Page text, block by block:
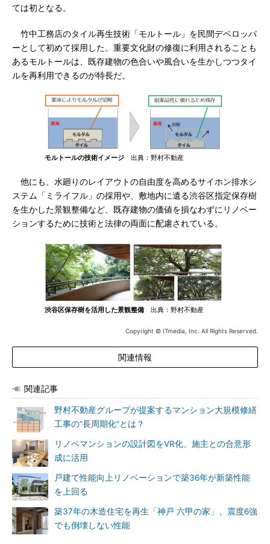
ては初となる。
竹中工務店のタイル再生技術「モルトール」を民間デベロッパ
ーとして初めて採用した。重要文化財の修復に利用されることも
あるモルトールは、既存建物の色合いや風合いを生かしつつタイ
ルを再利用できるのが特長だ。
モルトールの技術イメージ 出典：野村不動産
他にも、水廻りのレイアウトの自由度を高めるサイホン排水シ
ステム「ミライフル」の採用や、敷地内に遺る渋谷区指定保存樹
を生かした景観整備など、既存建物の価値を損なわずにリノベー
ションするために技術と法律の両面に配慮されている。
渋谷区保存樹を活用した景観整備 出典：野村不動産
Copyright © ITmedia, Inc. All Rights Reserved.
関連情報
関連記事
野村不動産グループが提案するマンション大規模修繕
工事の“長周期化”とは？
リノベマンションの設計図をVR化、施主との合意形
成に活用
戸建て性能向上リノベーションで築36年が新築性能
を上回る
築37年の木造住宅を再生「神戸 六甲の家」、震度6強
でも倒壊しない性能